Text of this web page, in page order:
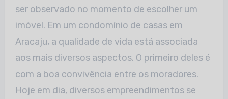
ser observado no momento de escolher um
imóvel. Em um condomínio de casas em
Aracaju, a qualidade de vida está associada
aos mais diversos aspectos. O primeiro deles é
com a boa convivência entre os moradores.
Hoje em dia, diversos empreendimentos se